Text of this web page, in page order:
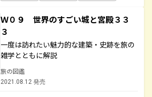
Ｗ０９ 世界のすごい城と宮殿３３
３
一度は訪れたい魅力的な建築・史跡を旅の
雑学とともに解説
旅の図鑑
2021.08.12 発売